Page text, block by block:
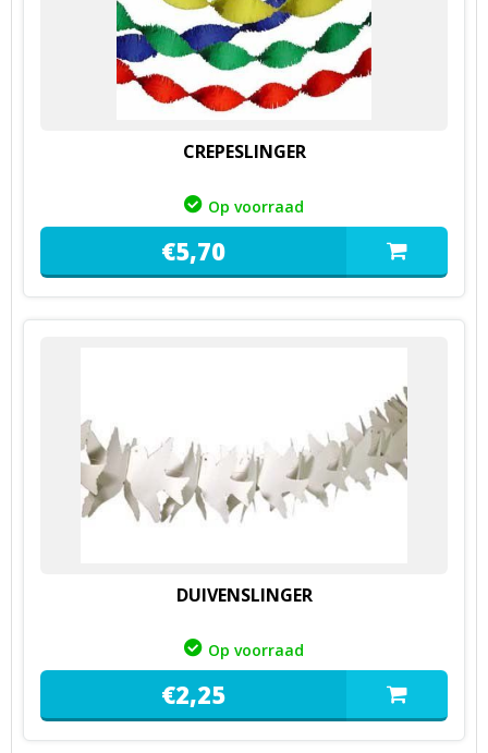
CREPESLINGER
Op voorraad
€5,70
DUIVENSLINGER
Op voorraad
€2,25